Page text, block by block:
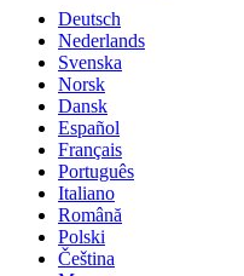
Deutsch
Nederlands
Svenska
Norsk
Dansk
Español
Français
Português
Italiano
Română
Polski
Čeština